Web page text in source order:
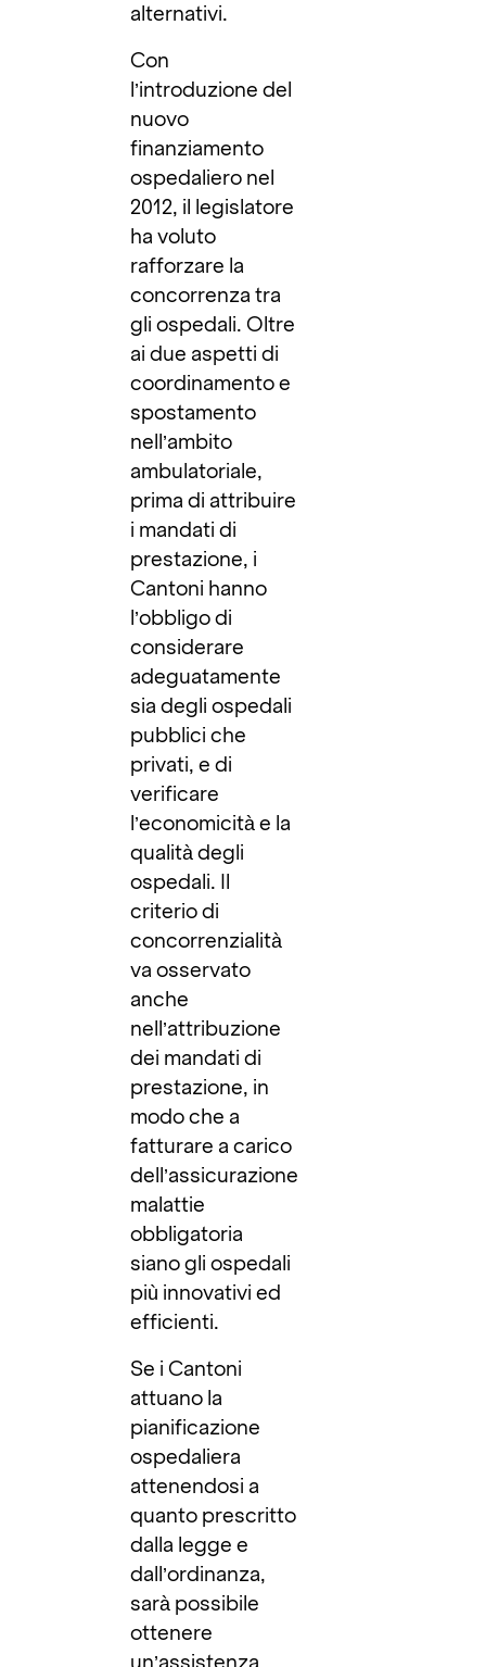
alternativi.
Con
l’introduzione del
nuovo
finanziamento
ospedaliero nel
2012, il legislatore
ha voluto
rafforzare la
concorrenza tra
gli ospedali. Oltre
ai due aspetti di
coordinamento e
spostamento
nell’ambito
ambulatoriale,
prima di attribuire
i mandati di
prestazione, i
Cantoni hanno
l’obbligo di
considerare
adeguatamente
sia degli ospedali
pubblici che
privati, e di
verificare
l’economicità e la
qualità degli
ospedali. Il
criterio di
concorrenzialità
va osservato
anche
nell’attribuzione
dei mandati di
prestazione, in
modo che a
fatturare a carico
dell’assicurazione
malattie
obbligatoria
siano gli ospedali
più innovativi ed
efficienti.
Se i Cantoni
attuano la
pianificazione
ospedaliera
attenendosi a
quanto prescritto
dalla legge e
dall’ordinanza,
sarà possibile
ottenere
un’assistenza